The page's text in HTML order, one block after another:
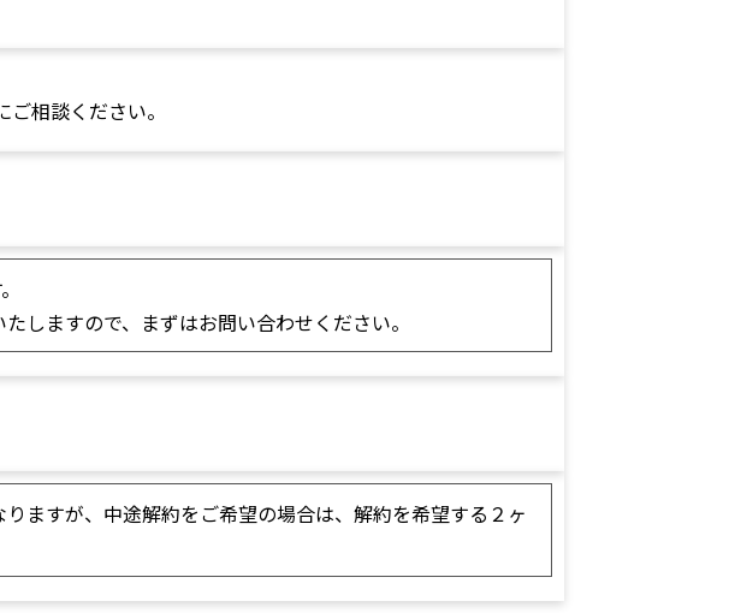
相談ください。
しますので、まずはお問い合わせください。
ますが、中途解約をご希望の場合は、解約を希望する２ヶ